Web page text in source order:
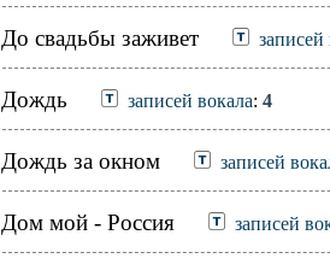
До свадьбы заживет записей
Дождь записей вокала: 4
Дождь за окном записей
Дом мой - Россия записей